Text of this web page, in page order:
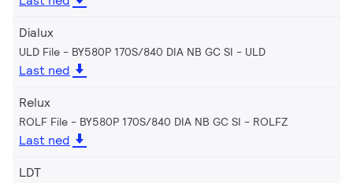
Dialux
ULD File - BY580P 170S/840 DIA NB GC SI ULD
Last ned
Relux
ROLF File - BY580P 170S/840 DIA NB GC SI ROLFZ
Last ned
LDT